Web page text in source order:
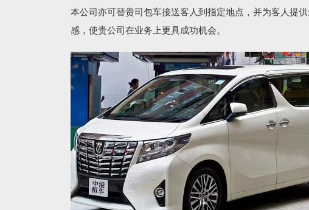
本公司亦可替贵司包车接送客人到指定地点，并为客人提
感，使贵公司在业务上更具成功机会。